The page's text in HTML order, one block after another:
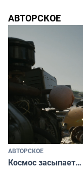
АВТОРСКОЕ
АВТОРСКОЕ
Космос